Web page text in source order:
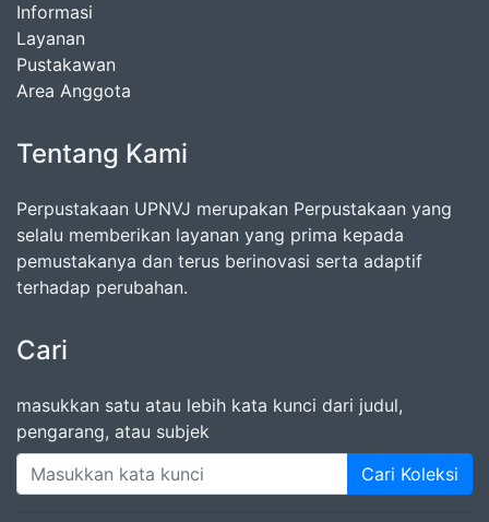
Informasi
Layanan
Pustakawan
Area Anggota
Tentang Kami
Perpustakaan UPNVJ merupakan Perpustakaan yang
selalu memberikan layanan yang prima kepada
pemustakanya dan terus berinovasi serta adaptif
terhadap perubahan.
Cari
masukkan satu atau lebih kata kunci dari judul,
pengarang, atau subjek
Cari Koleksi